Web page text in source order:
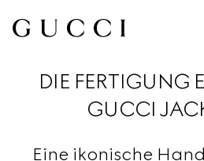
DIE FERTIGUNG
GUCCI
Eine ikonische